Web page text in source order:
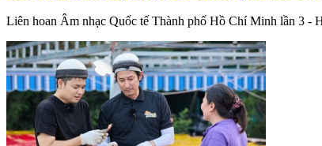
Liên hoan Âm nhạc Quốc tế Thành phố Hồ Chí Minh lần 3